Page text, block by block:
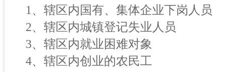
1、辖区内国有、集体企业下岗人员
2、辖区内城镇登记失业人员
3、辖区内就业困难对象
4、辖区内创业的农民工